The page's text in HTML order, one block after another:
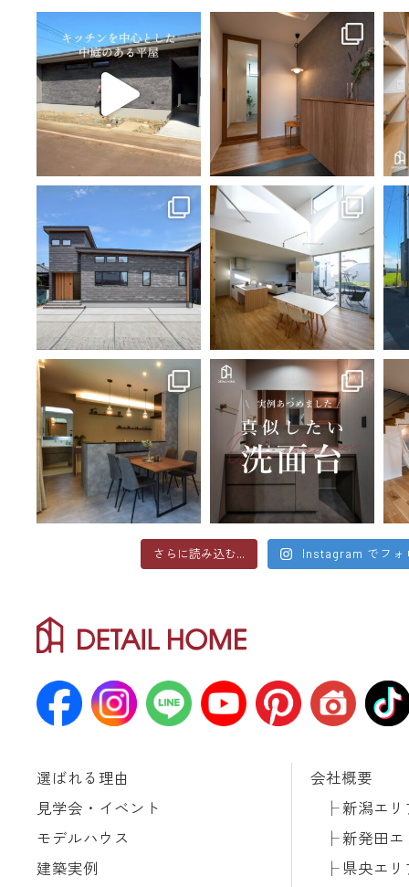
さらに読み込む... Instagram でフォ
選ばれる理由
見学会・イベント
モデルハウス
建築実例
会社概要
新潟エリ
新発田エ
県央エリ